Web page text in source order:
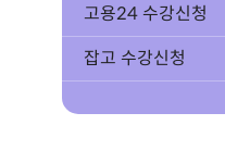
고용24 수강신청
잡고 수강신청